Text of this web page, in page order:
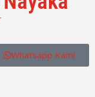
Whatsapp Kami